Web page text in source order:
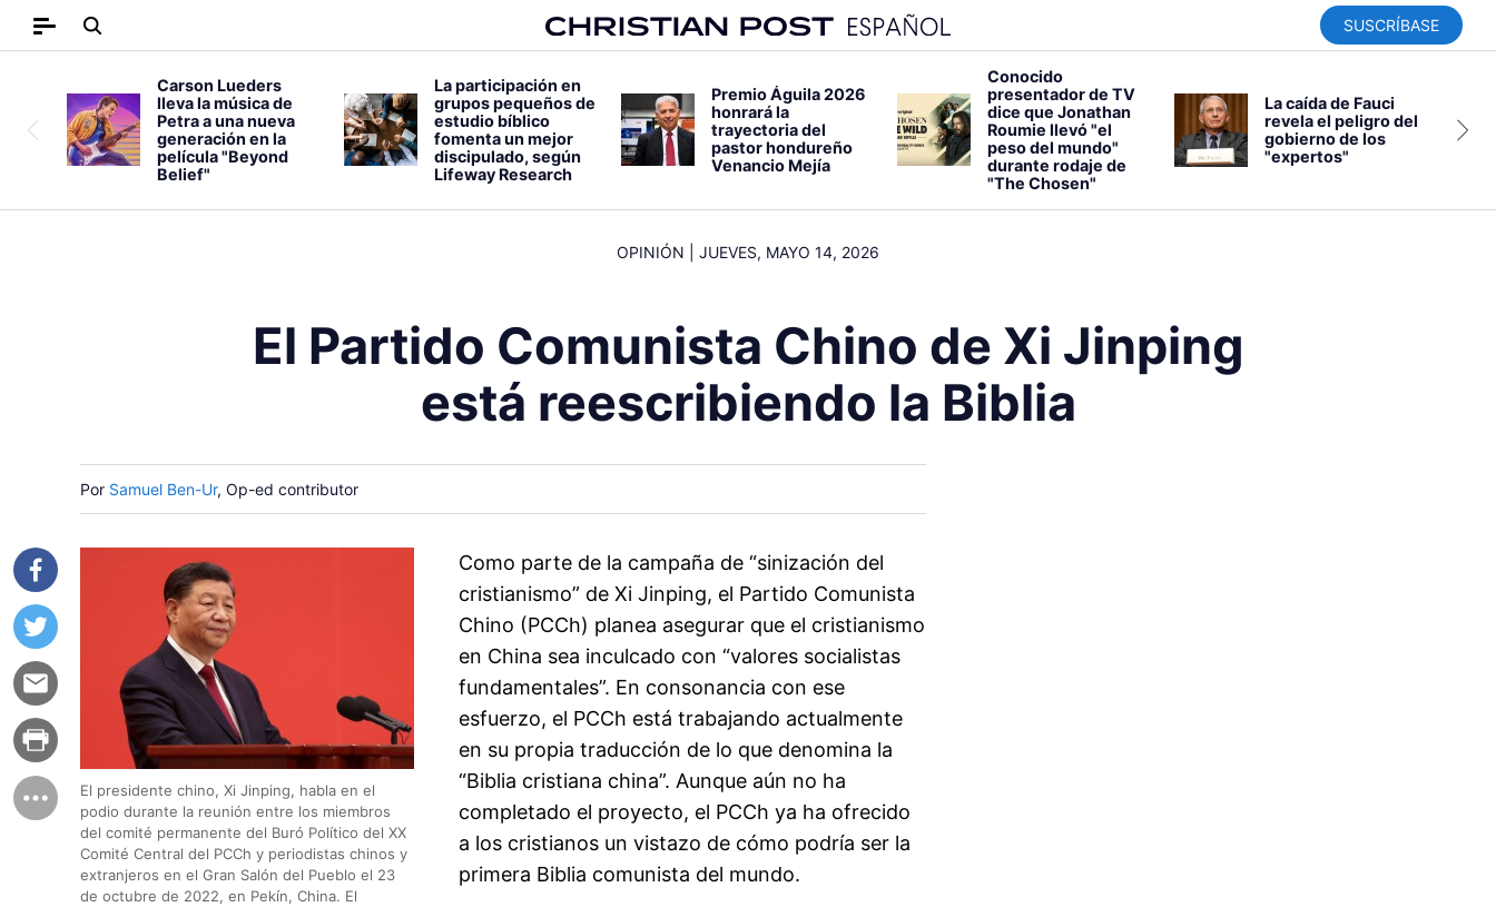
SUSCRÍBASE
Carson Lueders
lleva la música de
Petra a una nueva
generación en la
película "Beyond
Belief"
La participación en
grupos pequeños de
estudio bíblico
fomenta un mejor
discipulado, según
Lifeway Research
Premio Águila 2026
honrará la
trayectoria del
pastor hondureño
Venancio Mejía
Conocido
presentador de TV
dice que Jonathan
Roumie llevó "el
peso del mundo"
durante rodaje de
"The Chosen"
La caída de Fauci
revela el peligro del
gobierno de los
"expertos"
OPINIÓN JUEVES, MAYO 14, 2026
El Partido Comunista Chino de Xi Jinping
está reescribiendo la Biblia
Por Samuel Ben-Ur, Op-ed contributor
El presidente chino, Xi Jinping, habla en el
podio durante la reunión entre los miembros
del comité permanente del Buró Político del XX
Comité Central del PCCh y periodistas chinos y
extranjeros en el Gran Salón del Pueblo el 23
de octubre de 2022, en Pekín, China. El
Como parte de la campaña de “sinización del
cristianismo” de Xi Jinping, el Partido Comunista
Chino (PCCh) planea asegurar que el cristianismo
en China sea inculcado con “valores socialistas
fundamentales”. En consonancia con ese
esfuerzo, el PCCh está trabajando actualmente
en su propia traducción de lo que denomina la
“Biblia cristiana china”. Aunque aún no ha
completado el proyecto, el PCCh ya ha ofrecido
a los cristianos un vistazo de cómo podría ser la
primera Biblia comunista del mundo.